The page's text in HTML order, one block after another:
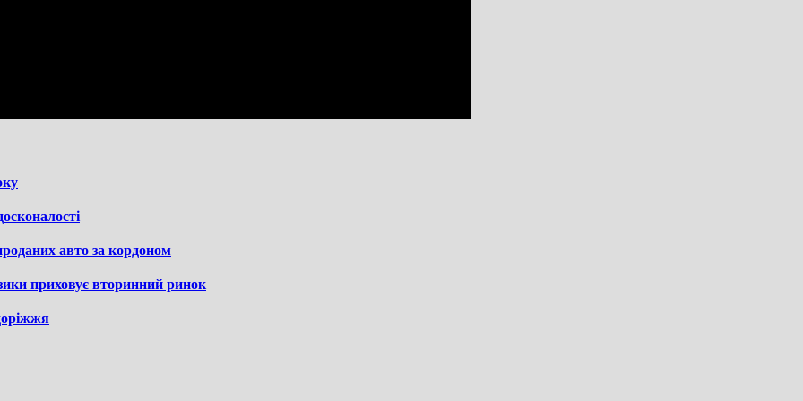
авто за кордоном
приховує вторинний ринок